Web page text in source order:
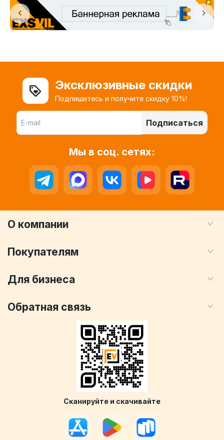
Эксклюзивные скидки
Подпишитесь и получите скидку 10%!
Подписаться
Мы в соц. сетях:
О компании
Покупателям
Для бизнеса
Обратная связь
Сканируйте и скачивайте